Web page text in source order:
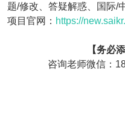
题/修改、答疑解惑、国际/
项目官网： https://
【务必
咨询老师微信：